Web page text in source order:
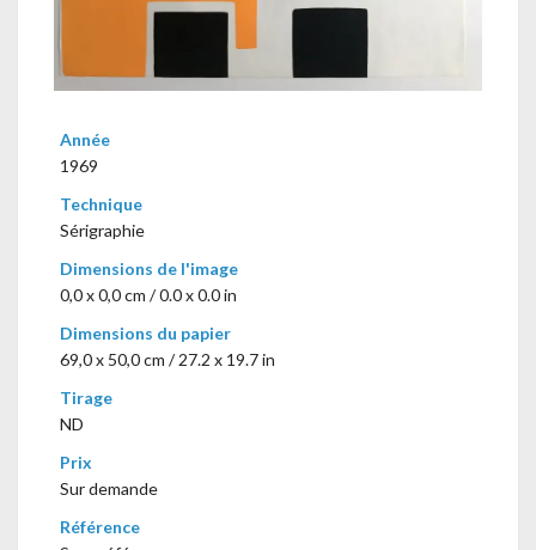
Année
1969
Technique
Sérigraphie
Dimensions de l'image
0,0 x 0,0 cm / 0.0 x 0.0 in
Dimensions du papier
69,0 x 50,0 cm / 27.2 x 19.7 in
Tirage
ND
Prix
Sur demande
Référence